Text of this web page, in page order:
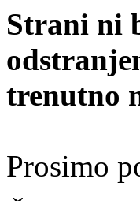
Strani ni
trenutno
Prosimo